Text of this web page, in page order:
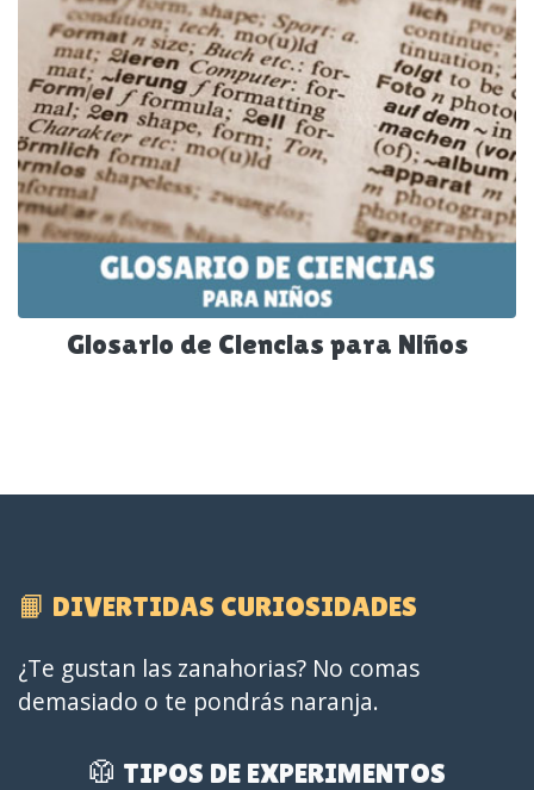
Glosario de Ciencias para Niños
📙 DIVERTIDAS CURIOSIDADES
¿Te gustan las zanahorias? No comas
demasiado o te pondrás naranja.
🥼 TIPOS DE EXPERIMENTOS